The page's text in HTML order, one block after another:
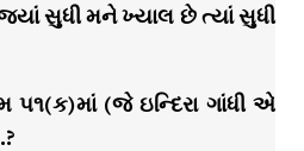
સુધી મને ખ્યાલ છે ત્યાં સુધી
(જે ઇન્દિરા ગાંધી એ